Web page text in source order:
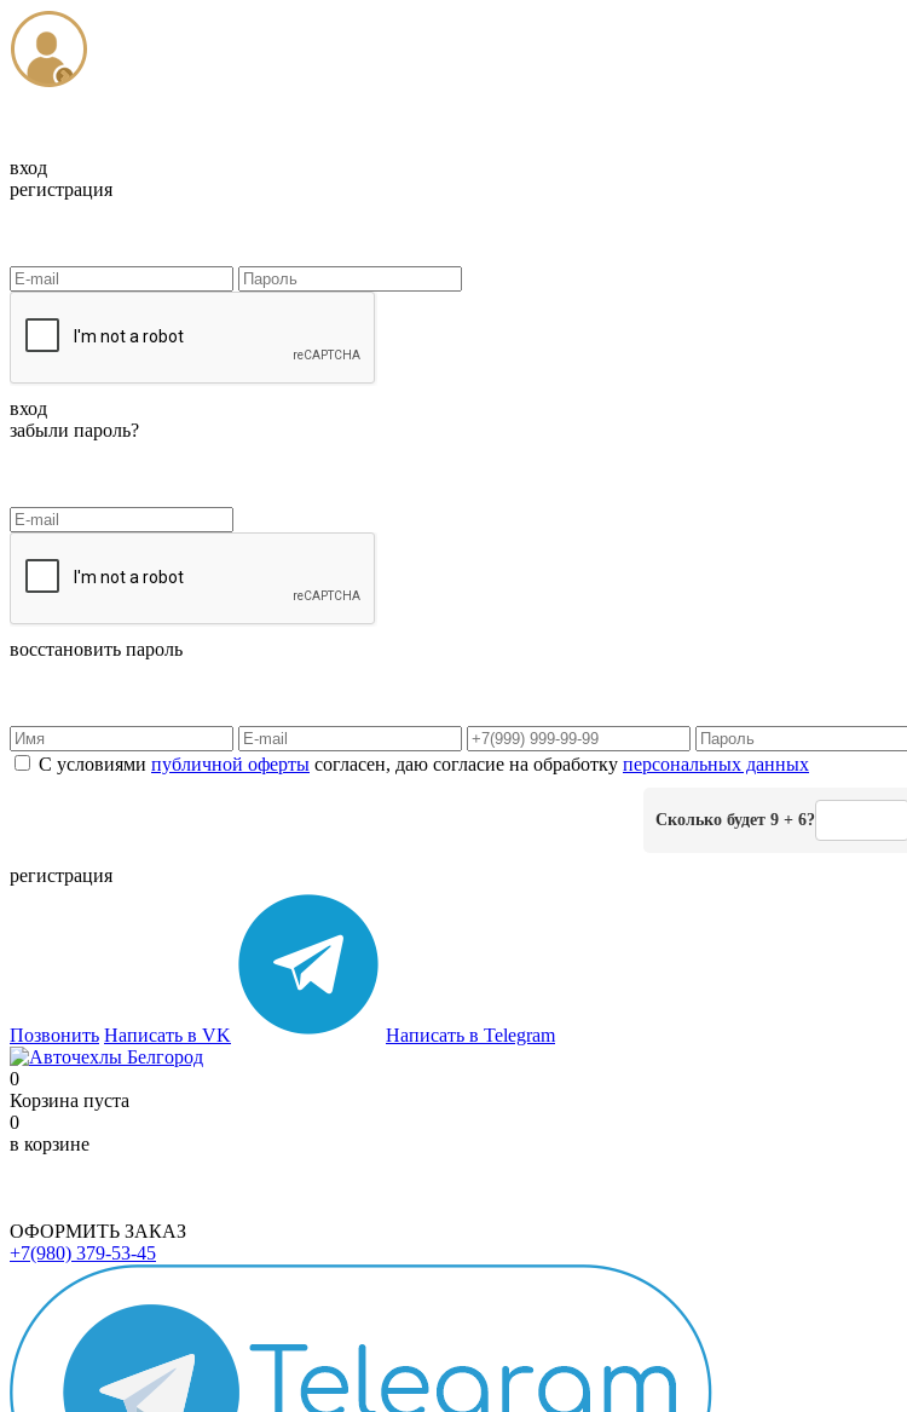
вход
регистрация
вход
забыли пароль?
восстановить пароль
С условиями публичной оферты согласен, даю согласие на обработку персональных данных
Сколько будет 9 + 6?
регистрация
Позвонить Написать в VK Написать в Telegram
0
Корзина пуста
0
в корзине
ОФОРМИТЬ ЗАКАЗ
+7(980) 379-53-45